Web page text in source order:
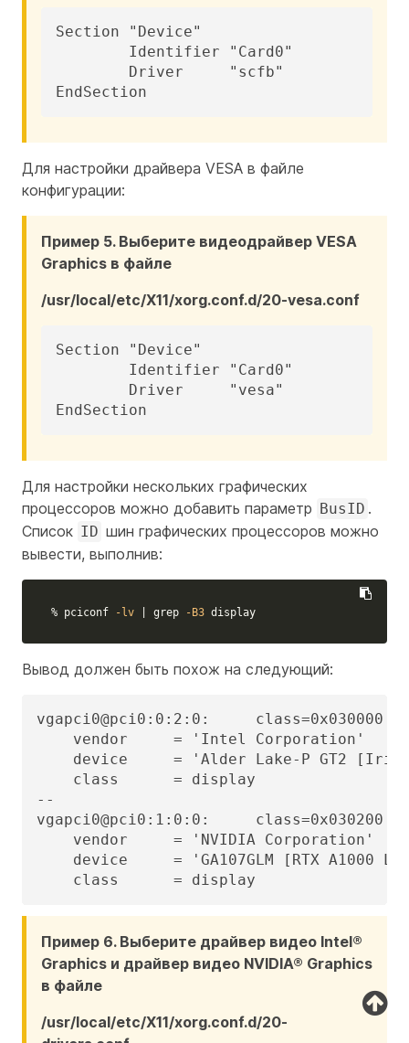
Section "Device"
EndSection
Для настройки драйвера VESA в файле
конфигурации:
Пример 5. Выберите видеодрайвер VESA
Graphics в файле
/usr/local/etc/X11/xorg.conf.d/20-vesa.conf
Section "Device"
EndSection
Для настройки нескольких графических
процессоров можно добавить параметр
BusID .
Список ID шин графических процессоров можно
вывести, выполнив:
% pciconf -lv grep -B3 display
Вывод должен быть похож на следующий:
vgapci0@pci0:0:2:0:     class=0x030000
    vendor     = 'Intel Corporation'
device     = 'Alder Lake-P GT2 [Iris
    class      = display
--
vgapci0@pci0:1:0:0:     class=0x030200
    vendor     = 'NVIDIA Corporation'
device     = 'GA107GLM [RTX A1000
    class      = display
Пример 6. Выберите драйвер видео Intel®
Graphics и драйвер видео NVIDIA® Graphics
в файле
/usr/local/etc/X11/xorg.conf.d/20-